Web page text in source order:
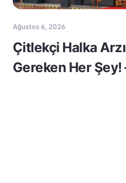
Ağustos 6, 2026
Çitlekçi Halka
Gereken Her Şey!